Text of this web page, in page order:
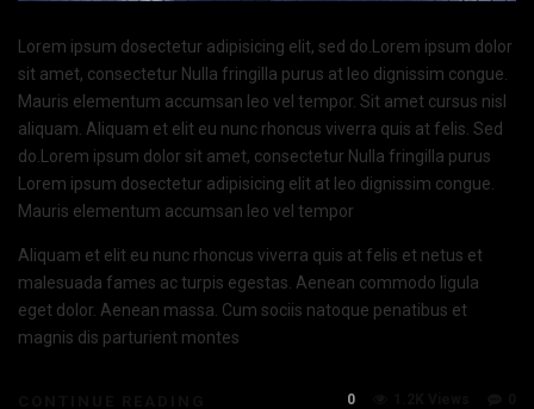
Lorem ipsum dosectetur adipisicing elit, sed do.Lorem ipsum dolor
sit amet, consectetur Nulla fringilla purus at leo dignissim congue.
Mauris elementum accumsan leo vel tempor. Sit amet cursus nisl
aliquam. Aliquam et elit eu nunc rhoncus viverra quis at felis. Sed
do.Lorem ipsum dolor sit amet, consectetur Nulla fringilla purus
Lorem ipsum dosectetur adipisicing elit at leo dignissim congue.
Mauris elementum accumsan leo vel tempor
Aliquam et elit eu nunc rhoncus viverra quis at felis et netus et
malesuada fames ac turpis egestas. Aenean commodo ligula
eget dolor. Aenean massa. Cum sociis natoque penatibus et
magnis dis parturient montes
0